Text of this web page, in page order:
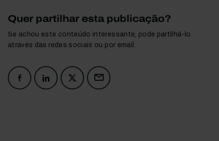
Quer partilhar esta publicação?
Se achou este conteúdo interessante, pode partilhá-lo
através das redes sociais ou por email.